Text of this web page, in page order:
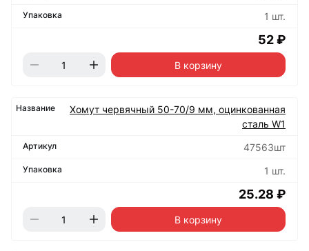
1 шт.
52 ₽
В корзину
Хомут червячный 50-70/9 мм, оцинкованная
сталь W1
47563шт
1 шт.
25.28 ₽
В корзину